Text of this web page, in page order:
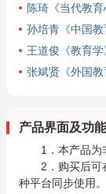
陈琦《当代教育
孙培青《中国教
王道俊《教育学
张斌贤《外国教
产品界面及功能
1．本产品为
2．购买后可
种平台同步使用。